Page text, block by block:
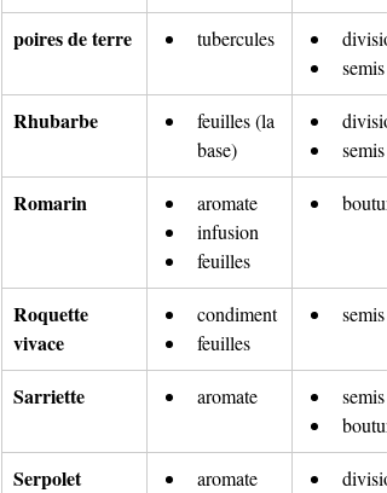
poires de terre tubercules
semis
Rhubarbe
feuilles (la
base)
semis
Romarin
aromate
infusion
feuilles
Roquette
vivace
condiment
feuilles
semis
Sarriette aromate
semis
bouture
Serpolet aromate